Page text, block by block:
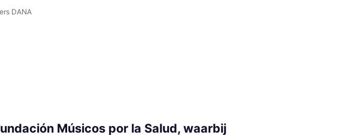
DANA
Músicos por la Salud, waarbij